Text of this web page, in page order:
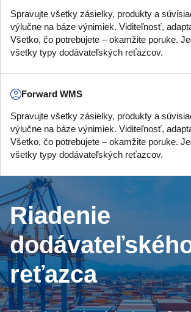
Spravujte všetky zásielky, produkty a
výlučne na báze výnimiek. Viditeľnosť,
Všetko, čo potrebujete – okamžite poruke.
všetky typy dodávateľských reťazcov.
Forward WMS
Spravujte všetky zásielky, produkty a
výlučne na báze výnimiek. Viditeľnosť,
Všetko, čo potrebujete – okamžite poruke.
všetky typy dodávateľských reťazcov.
Riadenie
reťazca